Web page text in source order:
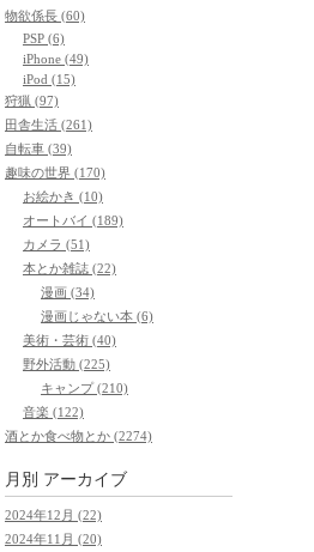
物欲係長 (60)
PSP (6)
iPhone (49)
iPod (15)
狩猟 (97)
田舎生活 (261)
自転車 (39)
趣味の世界 (170)
お絵かき (10)
オートバイ (189)
カメラ (51)
本とか雑誌 (22)
漫画 (34)
漫画じゃない本 (6)
美術・芸術 (40)
野外活動 (225)
キャンプ (210)
音楽 (122)
酒とか食べ物とか (2274)
月別 アーカイブ
2024年12月 (22)
2024年11月 (20)